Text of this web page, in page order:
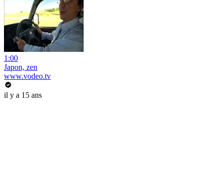
1:00
Japon, zen
www.vodeo.tv
il y a 15 ans